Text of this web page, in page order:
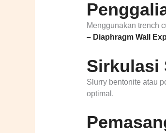
Menggunakan trench
– Diaphragm Wall
Sirkulasi
Slurry bentonite atau
optimal.